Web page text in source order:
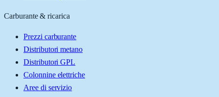
Carburante & ricarica
Prezzi carburante
Distributori metano
Distributori GPL
Colonnine elettriche
Aree di servizio